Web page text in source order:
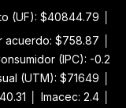
(UF): $40844.79
acuerdo: $758.87
(IPC): -0.2
(UTM): $71649
Imacec: 2.4